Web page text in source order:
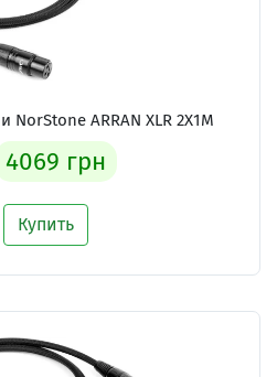
ARRAN XLR 2X1M
4069 грн
Купить